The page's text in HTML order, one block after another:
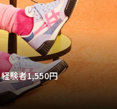
経験者1,550円